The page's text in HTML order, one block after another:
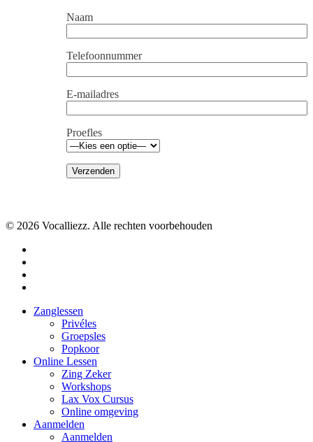
Naam
Telefoonnummer
E-mailadres
Proefles
© 2026 Vocalliezz. Alle rechten voorbehouden
Close
Zanglessen
Privéles
Groepsles
Popkoor
Online Lessen
Zing Zeker
Workshops
Lax Vox Cursus
Online omgeving
Aanmelden
Aanmelden